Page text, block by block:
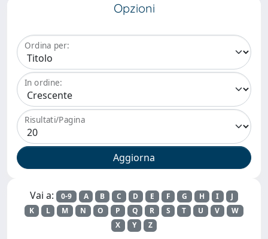
Opzioni
Ordina per:
In ordine:
Risultati/Pagina
Vai a: 0-9 A B C D E F G H I
J
K
L M N O P Q R S T U V
W
X
Y Z